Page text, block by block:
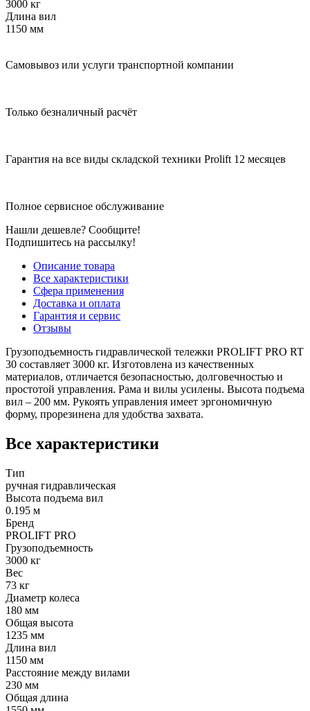
3000 кг
Длина вил
1150 мм
Самовывоз или услуги транспортной компании
Только безналичный расчёт
Гарантия на все виды складской техники Prolift 12 месяцев
Полное сервисное обслуживание
Нашли дешевле? Сообщите!
Подпишитесь на рассылку!
Описание товара
Все характеристики
Сфера применения
Доставка и оплата
Гарантия и сервис
Отзывы
Грузоподъемность гидравлической тележки PROLIFT PRO RT
30 составляет 3000 кг. Изготовлена из качественных
материалов, отличается безопасностью, долговечностью и
простотой управления. Рама и вилы усилены. Высота подъема
вил – 200 мм. Рукоять управления имеет эргономичную
форму, прорезинена для удобства захвата.
Все характеристики
Тип
ручная гидравлическая
Высота подъема вил
0.195 м
Бренд
PROLIFT PRO
Грузоподъемность
3000 кг
Вес
73 кг
Диаметр колеса
180 мм
Общая высота
1235 мм
Длина вил
1150 мм
Расстояние между вилами
230 мм
Общая длина